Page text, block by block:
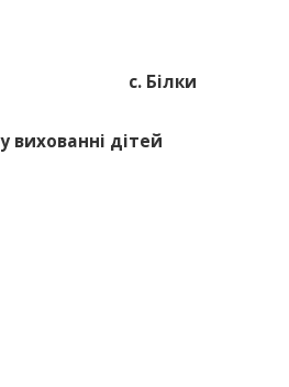
с. Білки
вихованні дітей